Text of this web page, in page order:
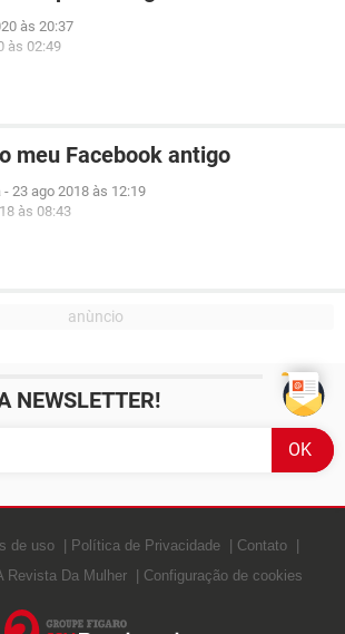
às 20:37
às 02:49
meu Facebook antigo
- 23 ago 2018 às 12:19
às 08:43
NEWSLETTER!
de uso Política de Privacidade
Contato
Revista Da Mulher Configuração de cookies